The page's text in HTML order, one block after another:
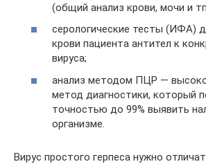
(общий анализ крови, мочи и
серологические тесты (ИФА)
крови пациента антител к
вируса;
анализ методом ПЦР —
метод диагностики, который
точностью до 99% выявить
организме.
Вирус простого герпеса нужно